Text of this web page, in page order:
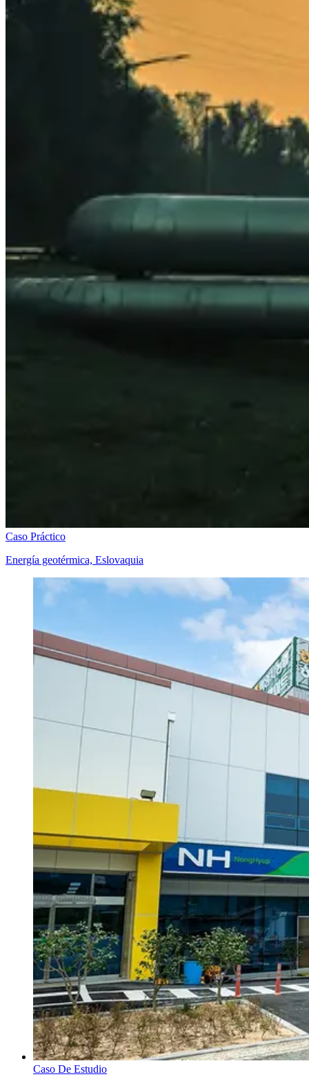
Caso Práctico
Energía geotérmica, Eslovaquia
Caso De Estudio